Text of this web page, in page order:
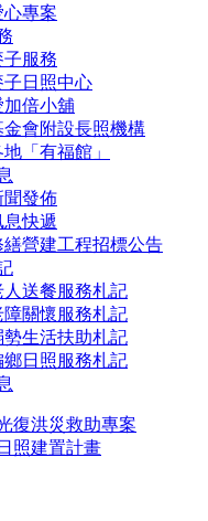
心專案
子服務
子日照中心
加倍小舖
金會附設長照機構
地「有福館」
聞發佈
息快遞
繕營建工程招標公告
人送餐服務札記
障關懷服務札記
勢生活扶助札記
鄉日照服務札記